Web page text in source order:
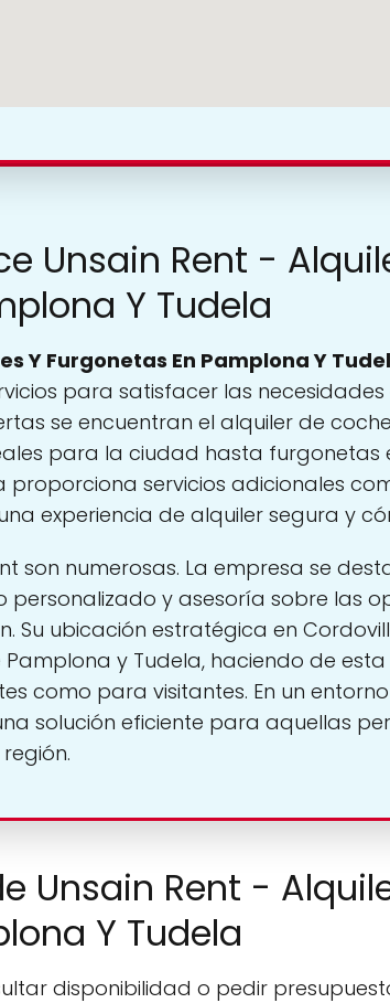
Unsain Rent -
Y Tudela
Y Furgonetas En Pamplona Y
para satisfacer las
se encuentran el alquiler de
para la ciudad hasta furgonetas
servicios adicionales
experiencia de alquiler segura y
son numerosas. La empresa se
y asesoría sobre las
Su ubicación estratégica en
y Tudela, haciendo de
como para visitantes. En un
solución eficiente para aquellas
Unsain Rent -
Y Tudela
disponibilidad o pedir